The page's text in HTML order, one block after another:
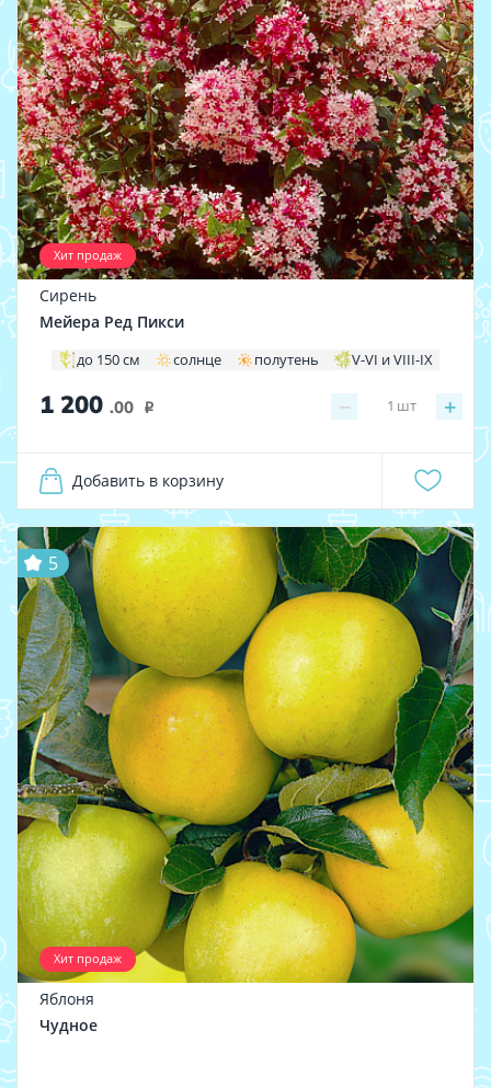
Хит продаж
Сирень
Мейера Ред Пикси
до 150 см солнце полутень V-VI и VIII-IX
1 200 .00 i − +
1 шт
Добавить в корзину
Хит продаж
5
Яблоня
Чудное